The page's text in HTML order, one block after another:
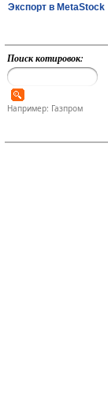
Экспорт в MetaStock
Поиск котировок:
Например: Газпром